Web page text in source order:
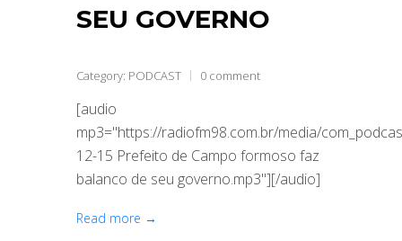
SEU GOVERNO
Category: PODCAST 0 comment
[audio
mp3="https://radiofm98.com.br/media/
12-15 Prefeito de Campo formoso faz
balanco de seu governo.mp3"][/audio]
Read more →